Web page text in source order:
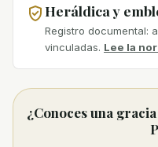
Heráldica y
Registro documental:
vinculadas. Lee la
¿Conoces una